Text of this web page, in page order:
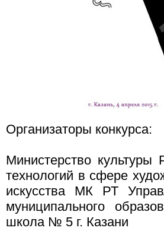
Организаторы конкурса:
Министерство культуры
технологий в сфере
искусства МК РТ
муниципального
школа № 5 г. Казани